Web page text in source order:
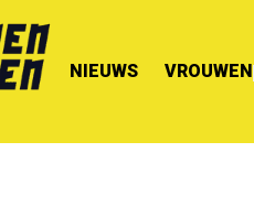
NIEUWS VROUWEN